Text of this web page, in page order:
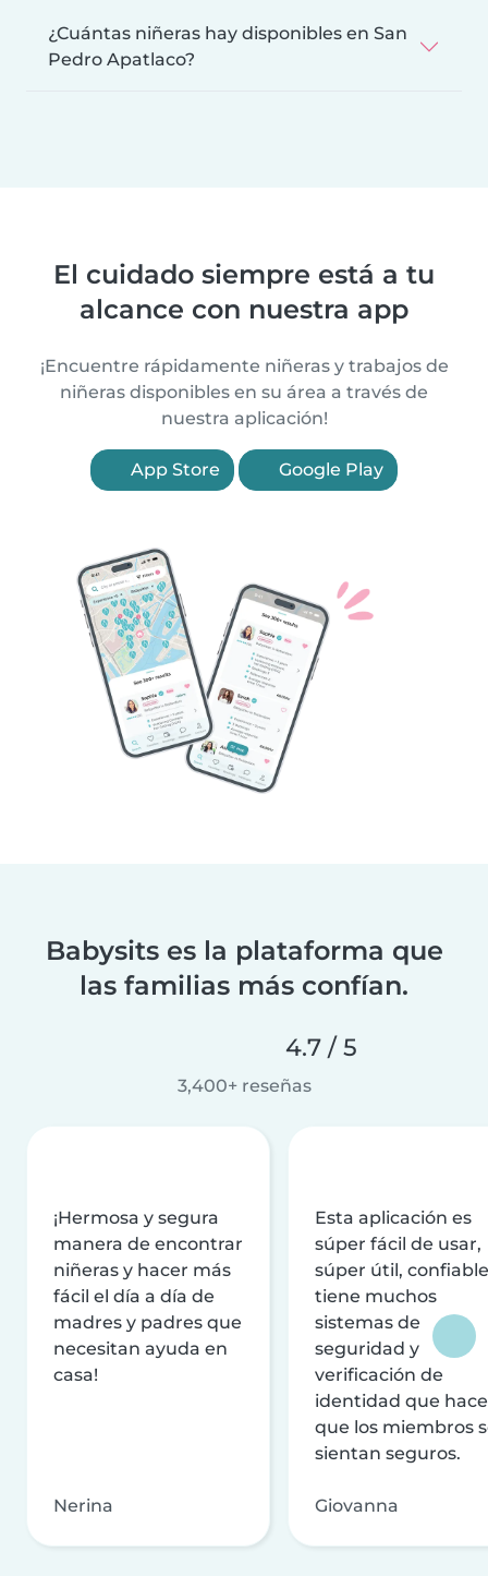
¿Cuántas niñeras hay disponibles en San
Pedro Apatlaco?
El cuidado siempre está a tu
alcance con nuestra app
¡Encuentre rápidamente niñeras y trabajos de
niñeras disponibles en su área a través de
nuestra aplicación!
App Store Google Play
Babysits es la plataforma que
las familias más confían.
4.7 / 5
3,400+ reseñas
¡Hermosa y segura
manera de encontrar
niñeras y hacer más
fácil el día a día de
madres y padres que
necesitan ayuda en
casa!
Nerina
Esta aplicación es
súper fácil de usar,
súper útil,
tiene muchos
sistemas de
seguridad y
verificación de
identidad que
que los miembros
sientan seguros.
Giovanna